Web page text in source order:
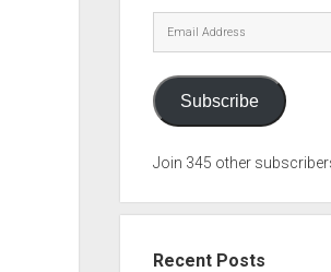
Email
Address
Subscribe
Join 345 other
Recent Posts